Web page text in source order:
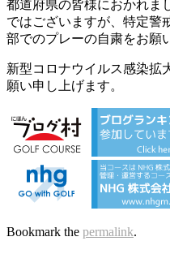
都道府県の皆様におかれま
ではございますが、特定警
部でのプレーの自粛をお願
新型コロナウイルス感染拡
願い申し上げます。
Bookmark the permalink.